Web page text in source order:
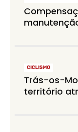
CICLISMO
Trás-os-
território